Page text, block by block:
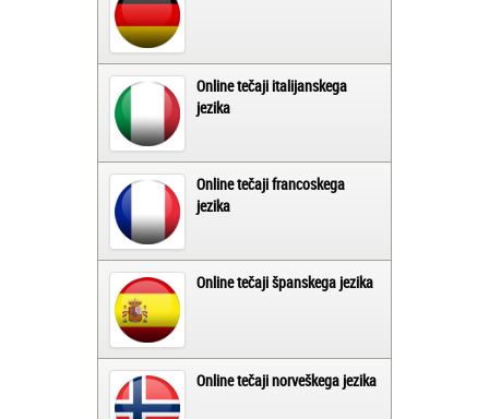
Online tečaji italijanskega
jezika
Online tečaji francoskega
jezika
Online tečaji španskega jezika
Online tečaji norveškega jezika